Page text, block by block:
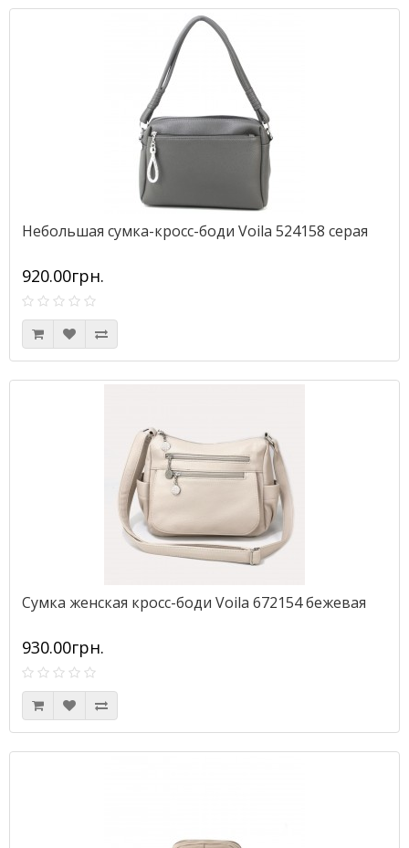
Небольшая сумка-кросс-боди Voila 524158 серая
920.00грн.
Сумка женская кросс-боди Voila 672154 бежевая
930.00грн.